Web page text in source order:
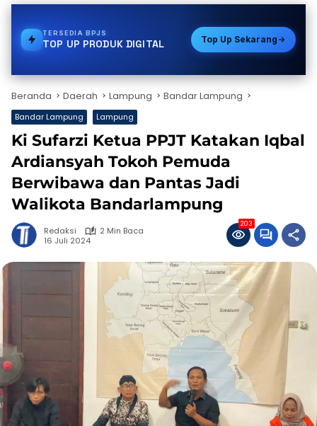
TERSEDIATOKEN PLN
TOP UP PRODUK DIGITAL Top Up Sekarang
Beranda Daerah Lampung Bandar Lampung
Bandar Lampung Lampung
Ki Sufarzi Ketua PPJT Katakan Iqbal
Ardiansyah Tokoh Pemuda
Berwibawa dan Pantas Jadi
Walikota Bandarlampung
Redaksi
2 Min Baca
16 Juli 2024
203